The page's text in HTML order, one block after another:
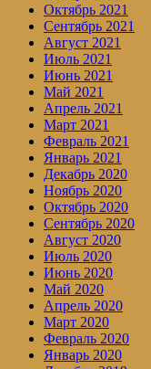
Октябрь 2021
Сентябрь 2021
Август 2021
Июль 2021
Июнь 2021
Май 2021
Апрель 2021
Март 2021
Февраль 2021
Январь 2021
Декабрь 2020
Ноябрь 2020
Октябрь 2020
Сентябрь 2020
Август 2020
Июль 2020
Июнь 2020
Май 2020
Апрель 2020
Март 2020
Февраль 2020
Январь 2020